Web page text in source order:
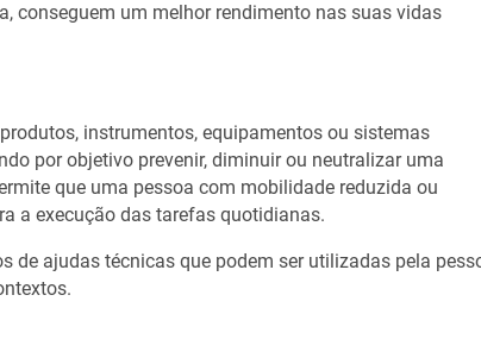
conseguem um melhor rendimento nas suas vidas
instrumentos, equipamentos ou sistemas
por objetivo prevenir, diminuir ou neutralizar uma
que uma pessoa com mobilidade reduzida ou
a execução das tarefas quotidianas.
de ajudas técnicas que podem ser utilizadas pela